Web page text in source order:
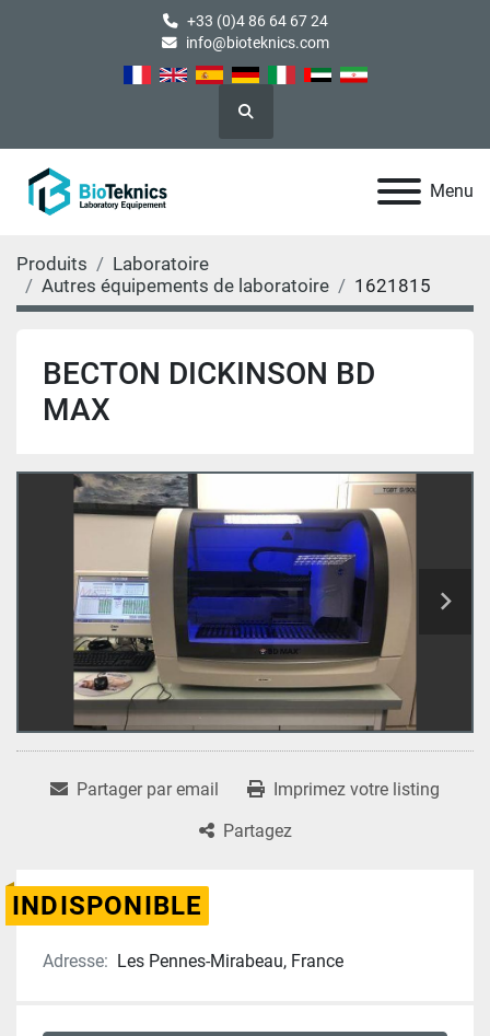
+33 (0)4 86 64 67 24
info@bioteknics.com
Rechercher
Menu
Produits
Laboratoire
Autres équipements de laboratoire
1621815
BECTON DICKINSON BD
MAX
Partager par email
Imprimez votre listing
Partagez
INDISPONIBLE
Adresse: Les Pennes-Mirabeau, France